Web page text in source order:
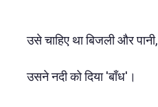
उसे चाहिए था बिजली और पानी,
उसने नदी को दिया 'बाँध'।